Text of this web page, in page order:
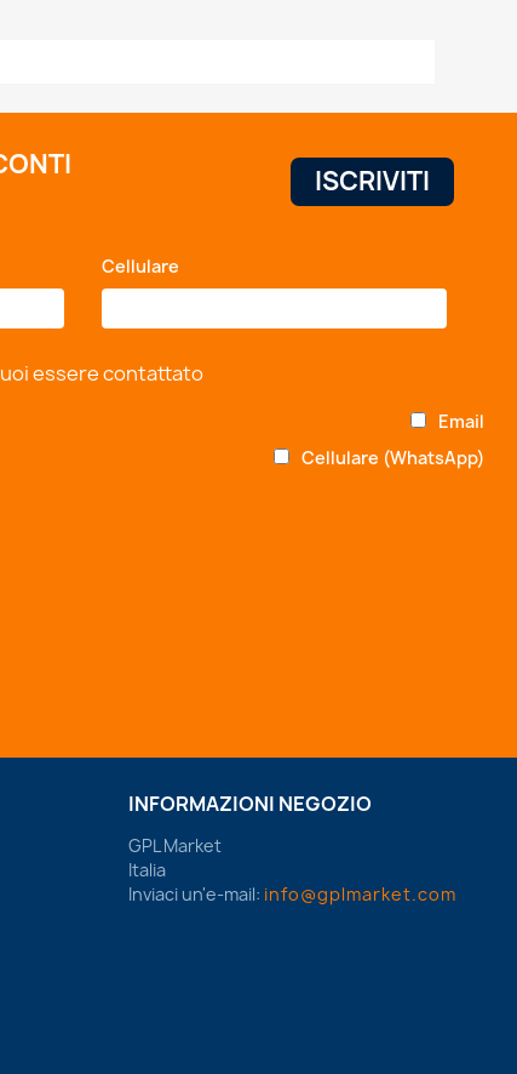
Cellulare
essere contattato
Email
Cellulare (WhatsApp)
INFORMAZIONI NEGOZIO
GPL Market
Italia
Inviaci un'e-mail: info@gplmarket.com